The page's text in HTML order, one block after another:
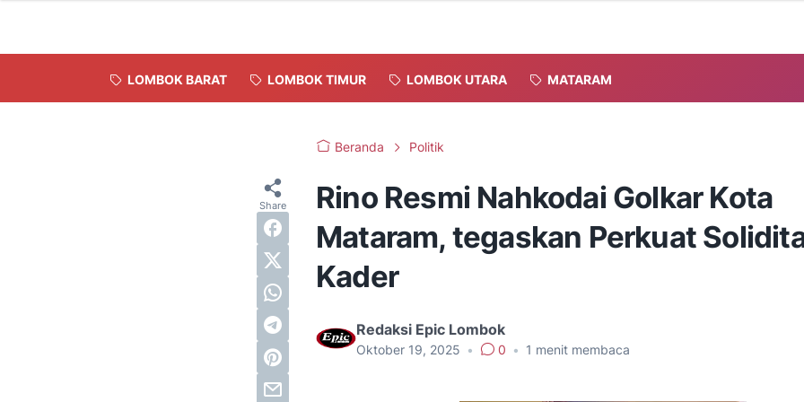
LOMBOK BARAT LOMBOK TIMUR LOMBOK UTARA MATARAM
Beranda Politik
Rino Resmi Nahkodai Golkar Kota
Mataram, tegaskan Perkuat
Kader
Redaksi Epic Lombok
Oktober 19, 2025 • 0 • 1 menit membaca